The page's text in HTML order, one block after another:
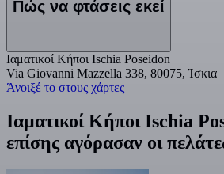
Πώς να φτάσεις εκεί
Ιαματικοί Κήποι Ischia Poseidon
Via Giovanni Mazzella 338, 80075, Ίσκια
Άνοιξέ το στους χάρτες
Ιαματικοί Κήποι Ischia
επίσης αγόρασαν οι